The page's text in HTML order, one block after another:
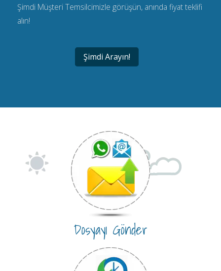
Şimdi Müşteri Temsilcimizle görüşün, anında fiyat teklifi
alın!
Şimdi Arayın!
Dosyayı Gönder